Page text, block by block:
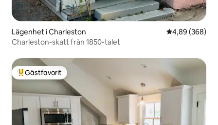
Lägenhet i Charleston 4,89 av 5 i
4,89 (368)
Charleston-skatt från 1850-talet
Populär gästfavorit
Gästfavorit